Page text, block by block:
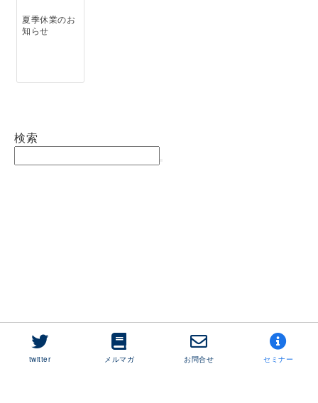
夏季休業のお
知らせ
検索
twitter メルマガ お問合せ セミナー